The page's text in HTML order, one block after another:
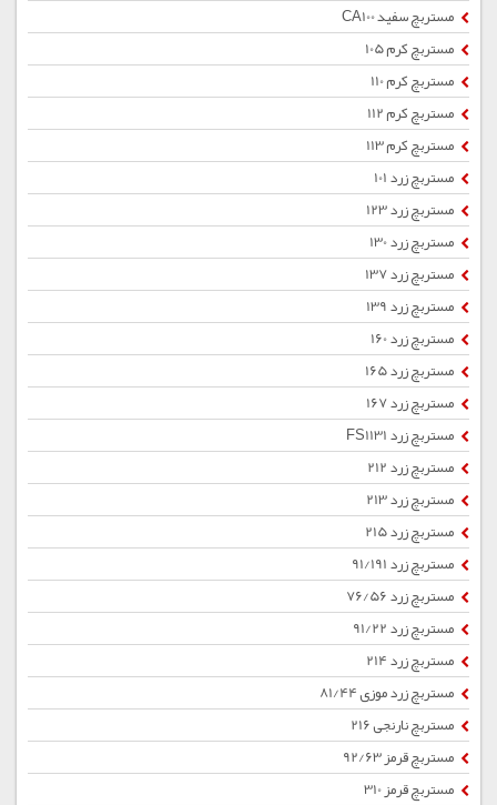
مستربچ سفید CA100
مستربچ کرم 105
مستربچ کرم 110
مستربچ کرم 112
مستربچ کرم 113
مستربچ زرد 101
مستربچ زرد 123
مستربچ زرد 130
مستربچ زرد 137
مستربچ زرد 139
مستربچ زرد 160
مستربچ زرد 165
مستربچ زرد 167
مستربچ زرد FS1131
مستربچ زرد 212
مستربچ زرد 213
مستربچ زرد 215
مستربچ زرد 91/191
مستربچ زرد 76/56
مستربچ زرد 91/22
مستربچ زرد 214
مستربچ زرد موزی 81/44
مستربچ نارنجی 216
مستربچ قرمز 92/63
مستربچ قرمز 310